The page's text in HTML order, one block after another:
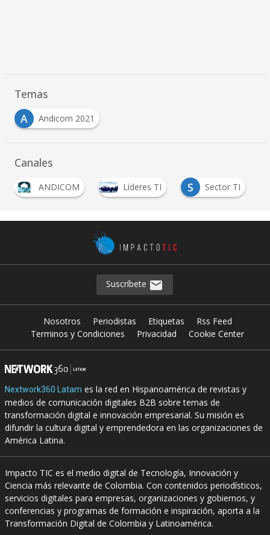
Temas
A
Andicom 2021
Canales
ANDICOM Líderes TI S Sector TI
Suscríbete
Nosotros Periodistas Etiquetas
Rss Feed
Terminos y Condiciones
Privacidad Cookie Center
Nextwork360 Latam es la red en Hispanoamérica de revistas y
medios de comunicación digitales B2B sobre temas de
transformación digital e innovación empresarial. Su misión es
difundir la cultura digital y emprendedora en las organizaciones de
América Latina.
Impacto TIC es el medio digital de Tecnología, Innovación y
Ciencia más relevante de Colombia. Con contenidos periodísticos,
servicios digitales para empresas, organizaciones y gobiernos, y
conferencias y programas de formación e inspiración, aporta a la
Transformación Digital de Colombia y Latinoamérica.